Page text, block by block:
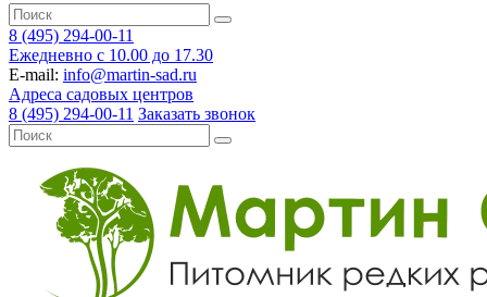
8 (495) 294-00-11
Ежедневно с 10.00 до 17.30
E-mail: info@martin-sad.ru
Адреса садовых центров
8 (495) 294-00-11 Заказать звонок